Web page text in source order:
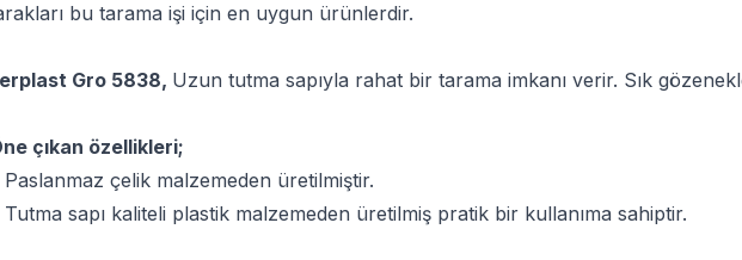
bu tarama işi için en uygun ürünlerdir.
Gro 5838, Uzun tutma sapıyla rahat bir tarama imkanı verir. Sık
çıkan özellikleri;
çelik malzemeden üretilmiştir.
sapı kaliteli plastik malzemeden üretilmiş pratik bir kullanıma sahiptir.